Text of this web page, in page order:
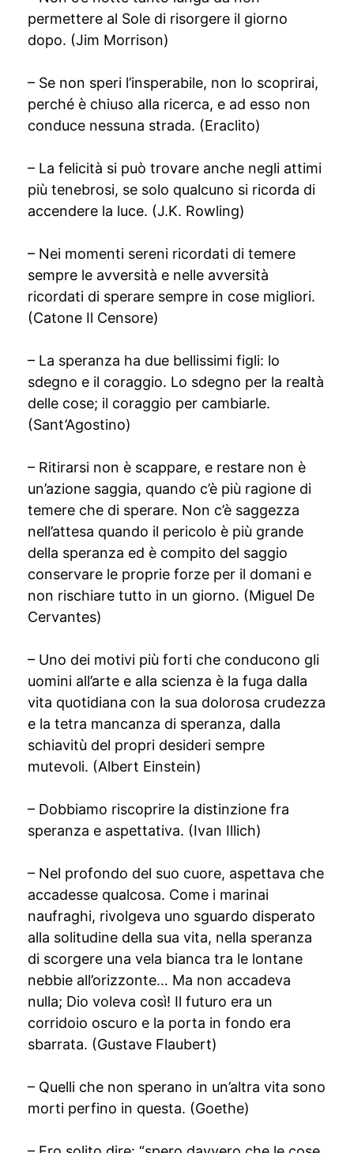
permettere al Sole di risorgere il giorno
dopo. (Jim Morrison)
– Se non speri l’insperabile, non lo scoprirai,
perché è chiuso alla ricerca, e ad esso non
conduce nessuna strada. (Eraclito)
– La felicità si può trovare anche negli attimi
più tenebrosi, se solo qualcuno si ricorda di
accendere la luce. (J.K. Rowling)
– Nei momenti sereni ricordati di temere
sempre le avversità e nelle avversità
ricordati di sperare sempre in cose migliori.
(Catone Il Censore)
– La speranza ha due bellissimi figli: lo
sdegno e il coraggio. Lo sdegno per la realtà
delle cose; il coraggio per cambiarle.
(Sant’Agostino)
– Ritirarsi non è scappare, e restare non è
un’azione saggia, quando c’è più ragione di
temere che di sperare. Non c’è saggezza
nell’attesa quando il pericolo è più grande
della speranza ed è compito del saggio
conservare le proprie forze per il domani e
non rischiare tutto in un giorno. (Miguel De
Cervantes)
– Uno dei motivi più forti che conducono gli
uomini all’arte e alla scienza è la fuga dalla
vita quotidiana con la sua dolorosa crudezza
e la tetra mancanza di speranza, dalla
schiavitù del propri desideri sempre
mutevoli. (Albert Einstein)
– Dobbiamo riscoprire la distinzione fra
speranza e aspettativa. (Ivan Illich)
– Nel profondo del suo cuore, aspettava che
accadesse qualcosa. Come i marinai
naufraghi, rivolgeva uno sguardo disperato
alla solitudine della sua vita, nella speranza
di scorgere una vela bianca tra le lontane
nebbie all’orizzonte… Ma non accadeva
nulla; Dio voleva così! Il futuro era un
corridoio oscuro e la porta in fondo era
sbarrata. (Gustave Flaubert)
– Quelli che non sperano in un’altra vita sono
morti perfino in questa. (Goethe)